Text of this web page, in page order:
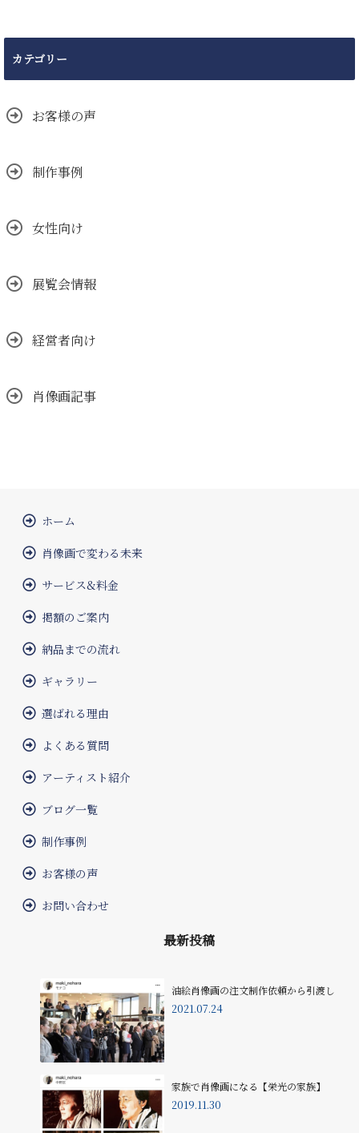
カテゴリー
お客様の声
制作事例
女性向け
展覧会情報
経営者向け
肖像画記事
ホーム
肖像画で変わる未来
サービス&料金
掲額のご案内
納品までの流れ
ギャラリー
選ばれる理由
よくある質問
アーティスト紹介
ブログ一覧
制作事例
お客様の声
お問い合わせ
最新投稿
油絵肖像画の注文制作依頼から引渡し
2021.07.24
家族で肖像画になる【栄光の家族】
2019.11.30